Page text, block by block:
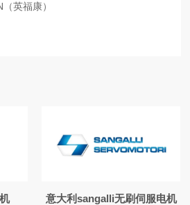
英福康）
意大利sangalli无刷伺服电机